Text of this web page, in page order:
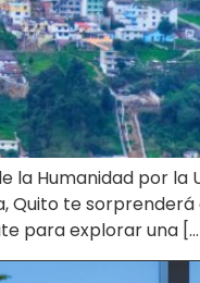
Humanidad por la
Quito te
para explorar una